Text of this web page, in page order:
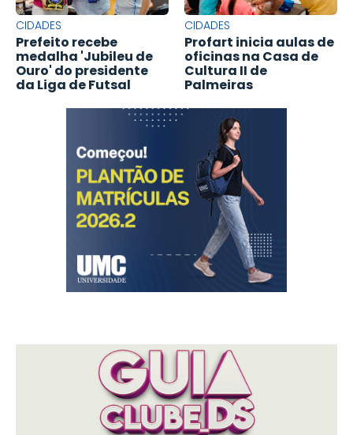
CIDADES
Prefeito recebe
medalha 'Jubileu de
Ouro' do presidente
da Liga de Futsal
CIDADES
Profart inicia aulas de
oficinas na Casa de
Cultura II de
Palmeiras